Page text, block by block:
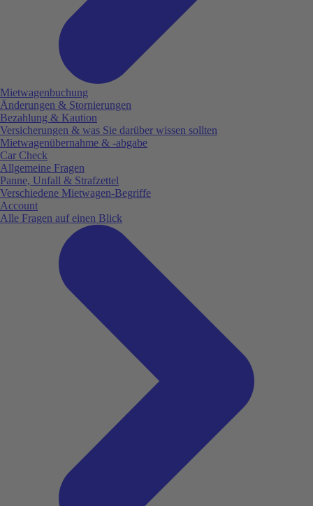
Mietwagenbuchung
Änderungen & Stornierungen
Bezahlung & Kaution
Versicherungen & was Sie darüber wissen sollten
Mietwagenübernahme & -abgabe
Car Check
Allgemeine Fragen
Panne, Unfall & Strafzettel
Verschiedene Mietwagen-Begriffe
Account
Alle Fragen auf einen Blick